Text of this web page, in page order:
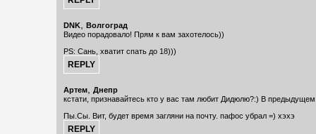
DNK, Волгоград
Видео порадовало! Прям к вам захотелось))
PS: Сань, хватит спать до 18)))
Артем, Днепр
кстати, признавайтесь кто у вас там любит Дидюлю?:) В
Пы.Сы. Вит, будет время загляни на почту. пафос убрал =) хэхэ